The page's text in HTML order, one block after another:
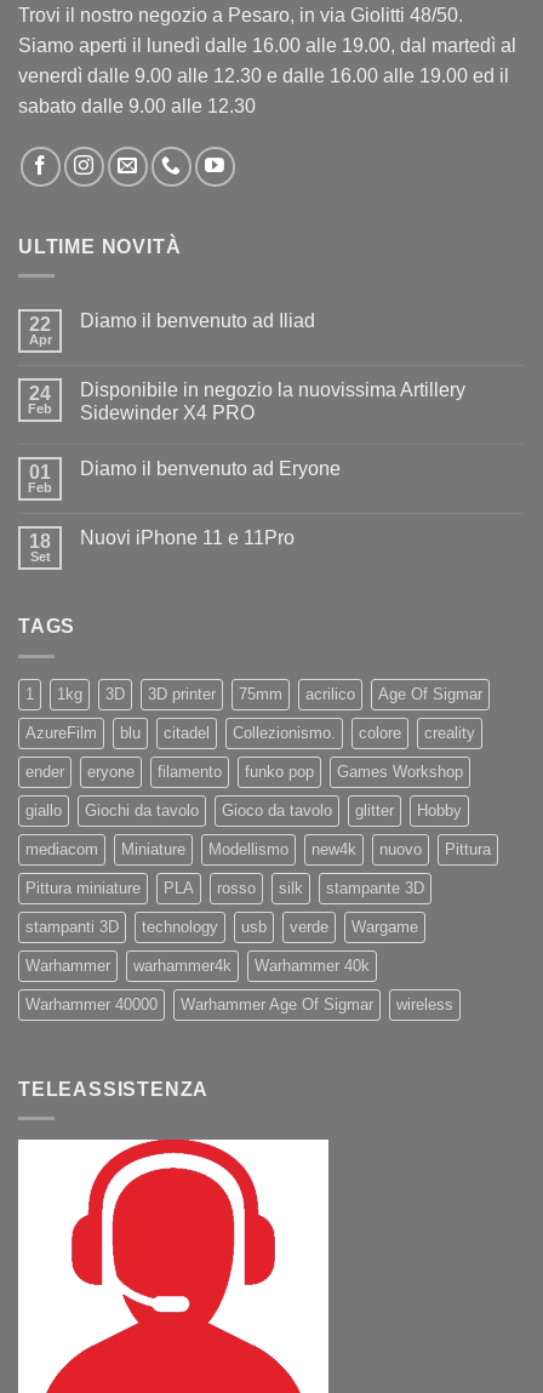
Trovi il nostro negozio a Pesaro, in via Giolitti 48/50.
Siamo aperti il lunedì dalle 16.00 alle 19.00, dal martedì al
venerdì dalle 9.00 alle 12.30 e dalle 16.00 alle 19.00 ed il
sabato dalle 9.00 alle 12.30
ULTIME NOVITÀ
22
Apr
Diamo il benvenuto ad Iliad
Diamo
il
benvenuto
24
Feb
Disponibile in negozio la nuovissima Artillery
Sidewinder X4 PRO
su
la
nuovissima
01
Feb
Diamo il benvenuto ad Eryone
Diamo
18
Set
Nuovi iPhone 11 e 11Pro
TAGS
1 1kg 3D 3D printer 75mm acrilico Age Of Sigmar
AzureFilm blu citadel Collezionismo. colore creality
ender eryone filamento funko pop Games Workshop
giallo Giochi da tavolo Gioco da tavolo glitter Hobby
mediacom Miniature Modellismo new4k nuovo Pittura
Pittura miniature PLA rosso silk stampante 3D
stampanti 3D technology usb verde Wargame
Warhammer warhammer4k Warhammer 40k
Warhammer 40000 Warhammer Age Of Sigmar wireless
TELEASSISTENZA